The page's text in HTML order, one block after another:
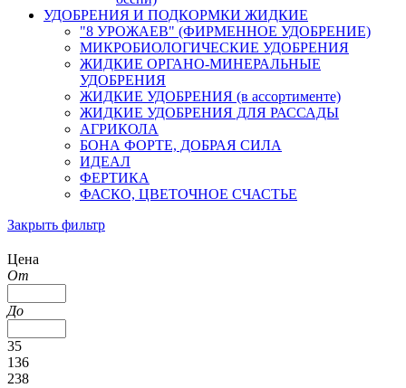
УДОБРЕНИЯ И ПОДКОРМКИ ЖИДКИЕ
"8 УРОЖАЕВ" (ФИРМЕННОЕ УДОБРЕНИЕ)
МИКРОБИОЛОГИЧЕСКИЕ УДОБРЕНИЯ
ЖИДКИЕ ОРГАНО-МИНЕРАЛЬНЫЕ
УДОБРЕНИЯ
ЖИДКИЕ УДОБРЕНИЯ (в ассортименте)
ЖИДКИЕ УДОБРЕНИЯ ДЛЯ РАССАДЫ
АГРИКОЛА
БОНА ФОРТЕ, ДОБРАЯ СИЛА
ИДЕАЛ
ФЕРТИКА
ФАСКО, ЦВЕТОЧНОЕ СЧАСТЬЕ
Закрыть фильтр
Цена
От
До
35
136
238